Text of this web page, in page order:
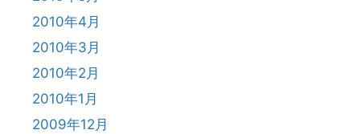
2010年4月
2010年3月
2010年2月
2010年1月
2009年12月